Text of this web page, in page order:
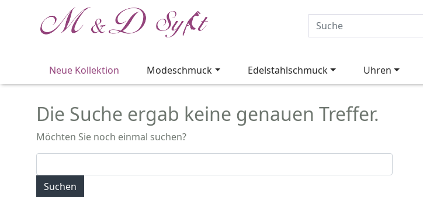
Neue Kollektion Modeschmuck Edelstahlschmuck Uhren
Die Suche ergab keine genauen Treffer.
Möchten Sie noch einmal suchen?
Suchen